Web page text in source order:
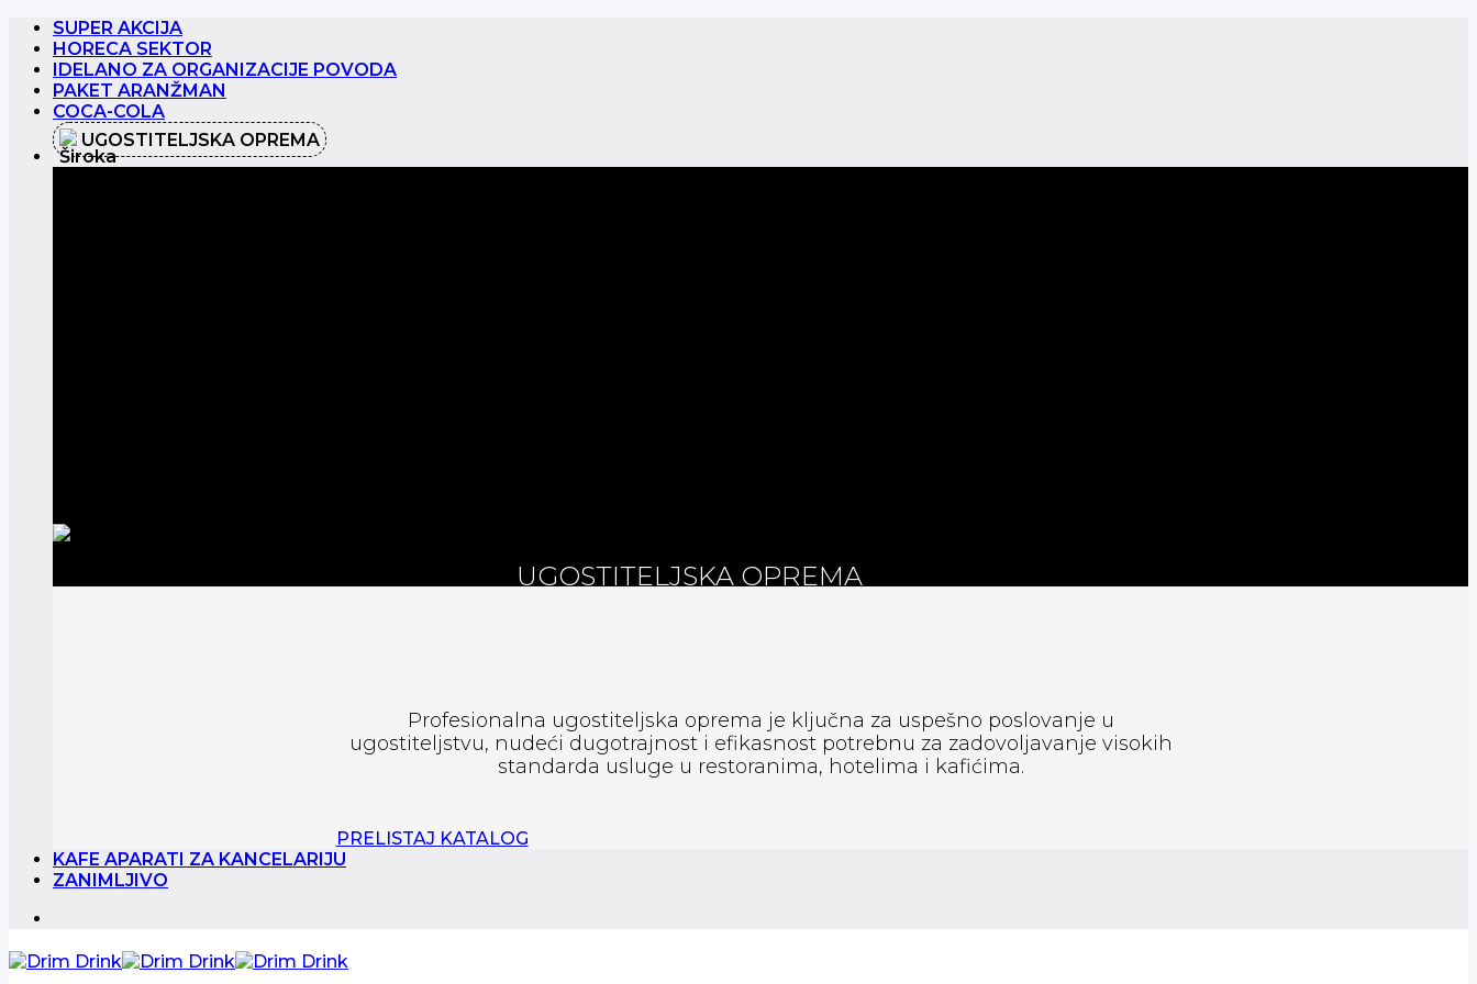
Preskoči
sadržaj
SUPER AKCIJA
HORECA SEKTOR
IDELANO ZA ORGANIZACIJE POVODA
PAKET ARANŽMAN
COCA-COLA
UGOSTITELJSKA OPREMA
UGOSTITELJSKA OPREMA
Profesionalna ugostiteljska oprema je ključna za uspešno poslovanje u
ugostiteljstvu, nudeći dugotrajnost i efikasnost potrebnu za zadovoljavanje visokih
standarda usluge u restoranima, hotelima i kafićima.
PRELISTAJ KATALOG
KAFE APARATI ZA KANCELARIJU
ZANIMLJIVO